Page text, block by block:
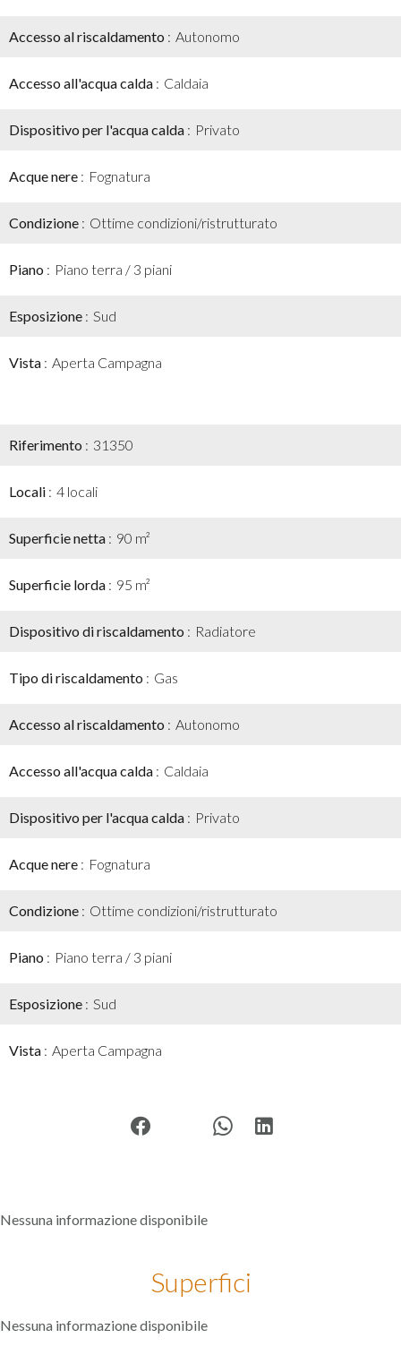
Accesso al riscaldamento Autonomo
Accesso all'acqua calda Caldaia
Dispositivo per l'acqua calda Privato
Acque nere Fognatura
Condizione Ottime condizioni/ristrutturato
Piano Piano terra / 3 piani
Esposizione Sud
Vista Aperta Campagna
Riferimento 31350
Locali 4 locali
Superficie netta 90 m²
Superficie lorda 95 m²
Dispositivo di riscaldamento Radiatore
Tipo di riscaldamento Gas
Accesso al riscaldamento Autonomo
Accesso all'acqua calda Caldaia
Dispositivo per l'acqua calda Privato
Acque nere Fognatura
Condizione Ottime condizioni/ristrutturato
Piano Piano terra / 3 piani
Esposizione Sud
Vista Aperta Campagna
Nessuna informazione disponibile
Superfici
Nessuna informazione disponibile